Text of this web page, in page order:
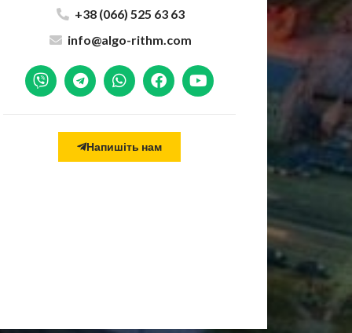
+38 (066) 525 63 63
info@algo-rithm.com
Напишіть нам